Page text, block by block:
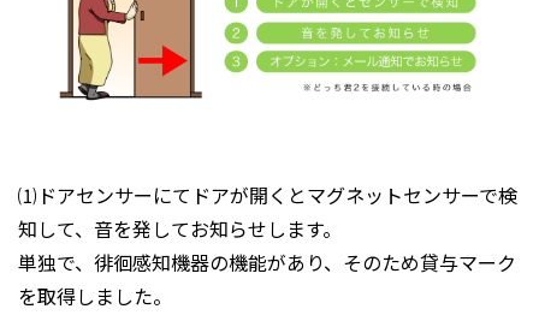
⑴ドアセンサーにてドアが開くとマグネットセンサーで検
知して、音を発してお知らせします。
単独で、徘徊感知機器の機能があり、そのため貸与マーク
を取得しました。